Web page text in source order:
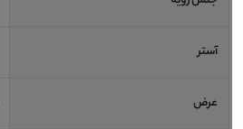
آستر
عرض